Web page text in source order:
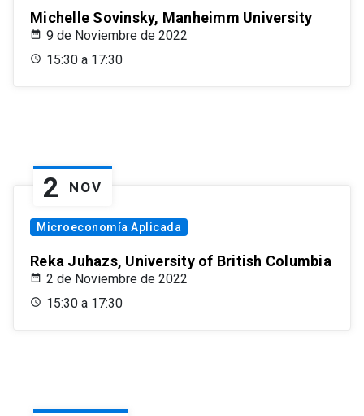
Michelle Sovinsky, Manheimm University
9 de Noviembre de 2022
15:30 a 17:30
2 NOV
Microeconomía Aplicada
Reka Juhazs, University of British Columbia
2 de Noviembre de 2022
15:30 a 17:30